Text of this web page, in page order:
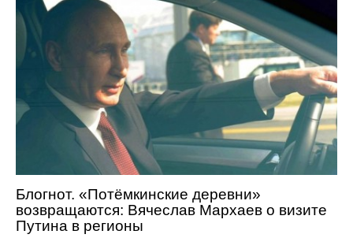
Блогнот. «Потёмкинские деревни»
возвращаются: Вячеслав Мархаев о визите
Путина в регионы